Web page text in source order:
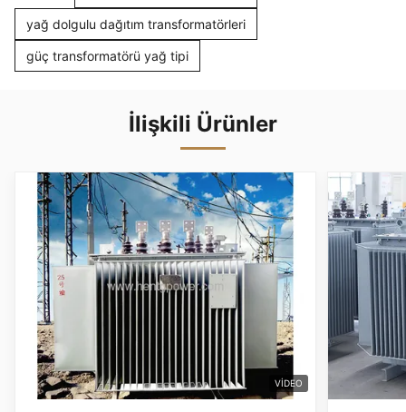
yağ dolgulu dağıtım transformatörleri
güç transformatörü yağ tipi
İlişkili Ürünler
VIDEO